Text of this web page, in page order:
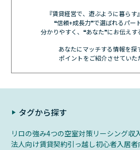
『賃貸経営で、遊ぶように暮らす
❝信頼+成長力❞で選ばれるパー
分かりやすく、❝あなた❞にお伝えす
あなたにマッチする情報を探
ポイントをご紹介させていた
タグから探す
リロの強み4つの空室対策リーシング収
法人向け賃貸契約引っ越し初心者入居者